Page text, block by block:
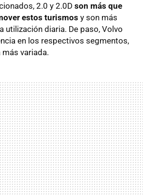
2.0 y 2.0D son más que
estos turismos y son más
utilización diaria. De paso, Volvo
en los respectivos segmentos,
variada.